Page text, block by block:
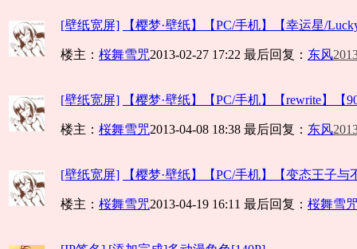
[壁纸宽屏] 【樱梦·壁纸】【PC/手机】【幸运星/
楼主： 桜舞雪咒2013-02-27 17:22 最后回复： 东风
[壁纸宽屏] 【樱梦·壁纸】【PC/手机】【rewrite】【
楼主： 桜舞雪咒2013-04-08 18:38 最后回复： 东风
[壁纸宽屏] 【樱梦·壁纸】【PC/手机】【变态王子与
楼主： 桜舞雪咒2013-04-19 16:11 最后回复： 桜舞雪